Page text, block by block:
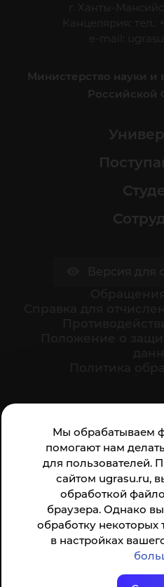
Мы обрабатываем
помогают нам
для пользователей.
сайтом ugrasu.ru,
обработкой
браузера. Однако
обработку
в настройках
г. Ханты-
Канцелярия: тел.:
e-mail:
Министерство науки и
Российской
Анкета доступна по QR-